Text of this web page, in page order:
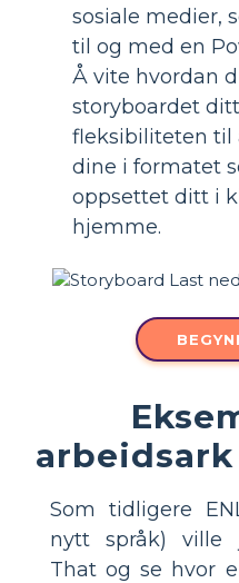
sosiale medier,
til og med en
Å vite hvordan
storyboardet
fleksibiliteten til
dine i formatet
oppsettet ditt i
hjemme.
Som tidligere
nytt språk) ville
That og se hvor